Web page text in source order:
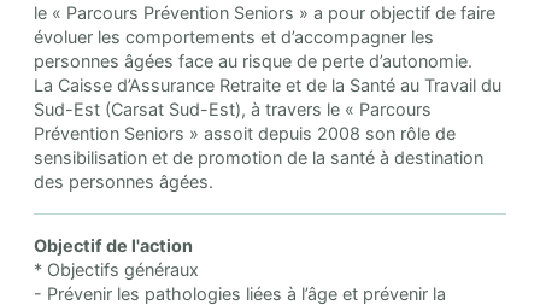
le « Parcours Prévention Seniors » a pour objectif de faire
évoluer les comportements et d’accompagner les
personnes âgées face au risque de perte d’autonomie.
La Caisse d’Assurance Retraite et de la Santé au Travail du
Sud-Est (Carsat Sud-Est), à travers le « Parcours
Prévention Seniors » assoit depuis 2008 son rôle de
sensibilisation et de promotion de la santé à destination
des personnes âgées.
Objectif de l'action
* Objectifs généraux
- Prévenir les pathologies liées à l’âge et prévenir la